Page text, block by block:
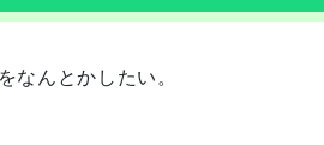
なんとかしたい。